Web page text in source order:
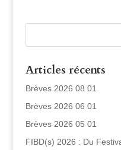
Articles récents
Brèves 2026 08 01
Brèves 2026 06 01
Brèves 2026 05 01
FIBD(s) 2026 : Du